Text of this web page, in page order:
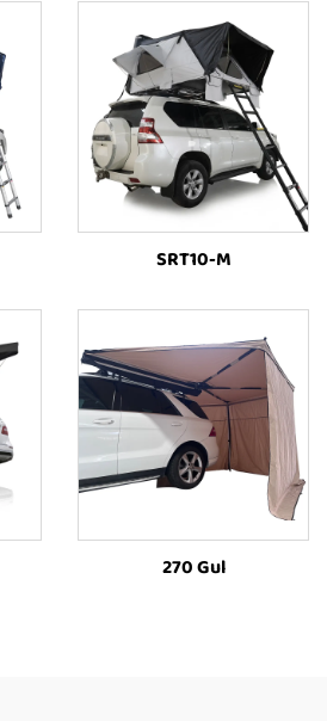
SRT10-M
270 Gul